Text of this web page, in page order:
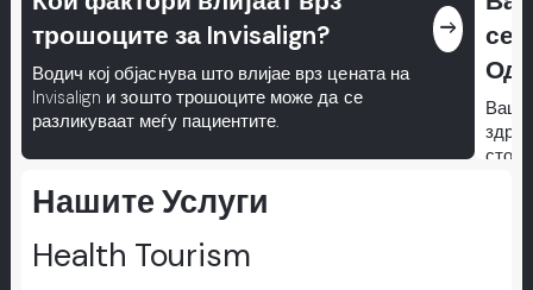
трошоците за Invisalign?
east
Водич кој објаснува што влијае врз цената на
Invisalign и зошто трошоците може да се
разликуваат меѓу пациентите.
Од
Нашите Услуги
Health Tourism